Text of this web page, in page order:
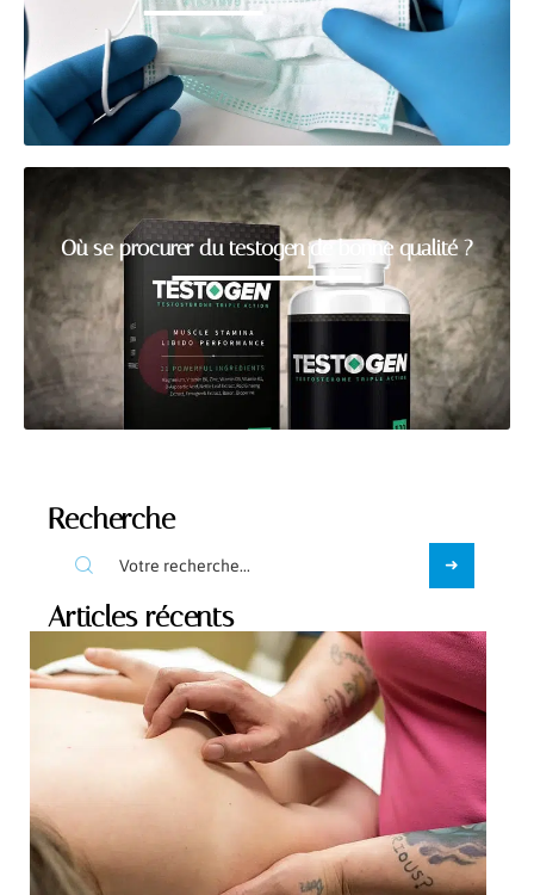
Où se procurer du testogen de bonne qualité ?
Recherche
Articles récents